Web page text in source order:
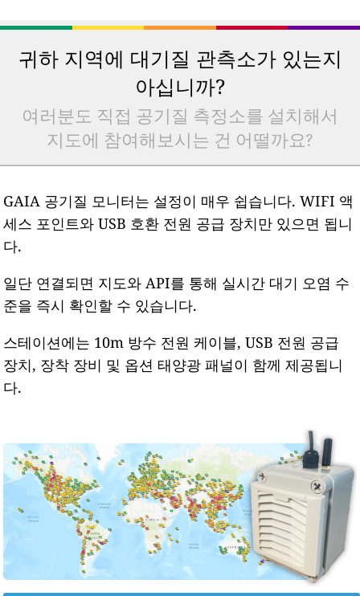
귀하 지역에 대기질 관측소가 있는지
아십니까?
여러분도 직접 공기질 측정소를 설치해서
지도에 참여해보시는 건 어떨까요?
GAIA 공기질 모니터는 설정이 매우 쉽습니다. WIFI 액
세스 포인트와 USB 호환 전원 공급 장치만 있으면 됩니
다.
일단 연결되면 지도와 API를 통해 실시간 대기 오염 수
준을 즉시 확인할 수 있습니다.
스테이션에는 10m 방수 전원 케이블, USB 전원 공급
장치, 장착 장비 및 옵션 태양광 패널이 함께 제공됩니
다.